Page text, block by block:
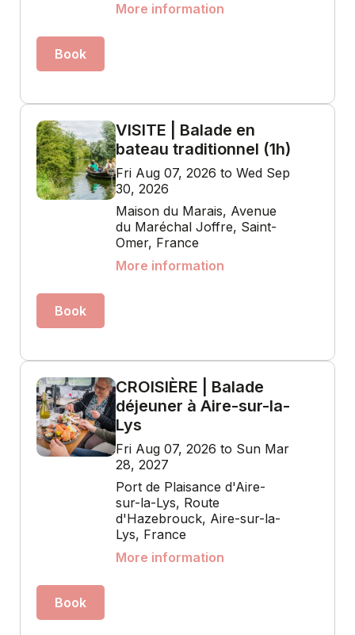
More information
Book
VISITE | Balade en
bateau traditionnel (1h)
Fri Aug 07, 2026 to Wed Sep
30, 2026
Maison du Marais, Avenue
du Maréchal Joffre, Saint-
Omer, France
More information
Book
CROISIÈRE | Balade
déjeuner à Aire-sur-la-
Lys
Fri Aug 07, 2026 to Sun Mar
28, 2027
Port de Plaisance d'Aire-
sur-la-Lys, Route
d'Hazebrouck, Aire-sur-la-
Lys, France
More information
Book